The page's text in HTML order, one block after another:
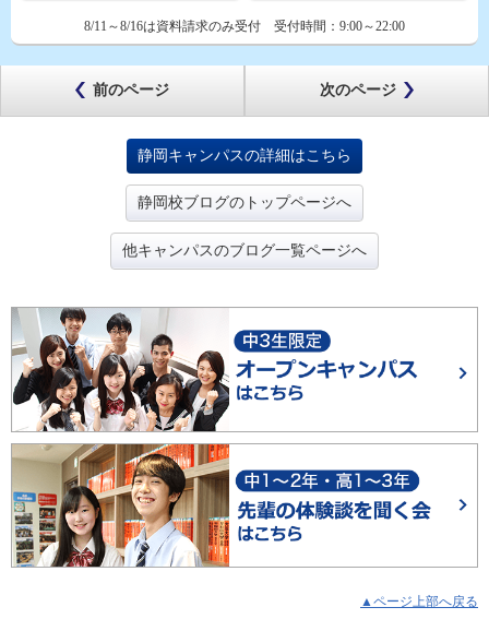
8/11～8/16は資料請求のみ受付 受付時間： 9:00～22:00
前のページ 次のページ
静岡キャンパスの詳細はこちら
静岡校ブログのトップページへ
他キャンパスのブログ一覧ページへ
▲ページ上部へ戻る